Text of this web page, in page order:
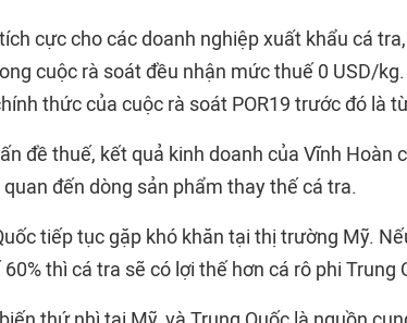
cực cho các doanh nghiệp xuất khẩu cá
cuộc rà soát đều nhận mức thuế 0 USD/
thức của cuộc rà soát POR19 trước đó là
đề thuế, kết quả kinh doanh của Vĩnh Hoàn
đến dòng sản phẩm thay thế cá tra.
tiếp tục gặp khó khăn tại thị trường Mỹ.
thì cá tra sẽ có lợi thế hơn cá rô phi Trung